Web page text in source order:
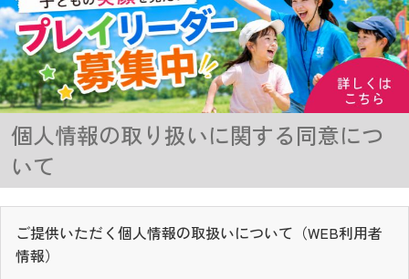
個人情報の取り扱いに関する同意につ
いて
ご提供いただく個人情報の取扱いについて（WEB利用者
情報）